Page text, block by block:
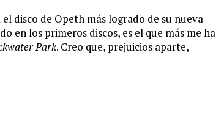
disco de Opeth más logrado de su nueva
en los primeros discos, es el que más me ha
Park. Creo que, prejuicios aparte,